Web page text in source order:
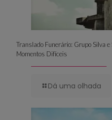
Translado Funerário: Grupo Silva
Momentos Difíceis
Dá uma olhada